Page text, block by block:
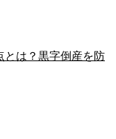
とは？黒字倒産を防